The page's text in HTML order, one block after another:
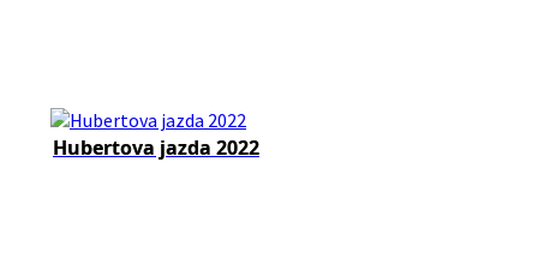
Hubertova jazda 2022